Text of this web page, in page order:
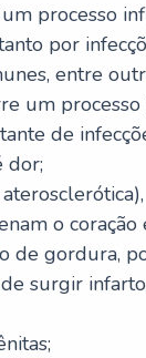
processo
por
entre
um
de
dor;
o
de gordura,
surgir